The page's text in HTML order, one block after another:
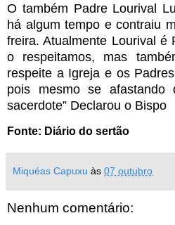
O também Padre Lourival
há algum tempo e contraiu
freira. Atualmente Lourival é
o respeitamos, mas
respeite a Igreja e os
pois mesmo se afastando
sacerdote” Declarou o Bispo
Fonte: Diário do sertão
Miquéas Capuxu às 07 outubro
Nenhum comentário: